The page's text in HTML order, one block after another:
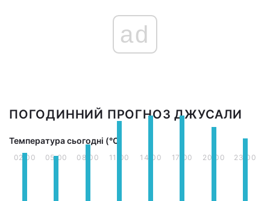
ad
ПОГОДИННИЙ ПРОГНОЗ ДЖУСАЛИ
Температура сьогодні (°С)
02:00 05:00 08:00 11:00 14:00 17:00 20:00 23:00